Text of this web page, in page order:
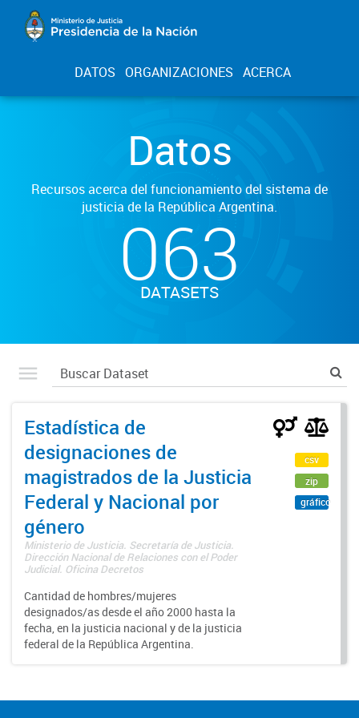
DATOS ORGANIZACIONES ACERCA
Datos
Recursos acerca del funcionamiento del sistema de
justicia de la República Argentina.
063
DATASETS
Estadística de
designaciones de
magistrados de la Justicia
Federal y Nacional por
género
Ministerio de Justicia. Secretaría de Justicia.
Dirección Nacional de Relaciones con el Poder
Judicial. Oficina Decretos
Cantidad de hombres/mujeres
designados/as desde el año 2000 hasta la
fecha, en la justicia nacional y de la justicia
federal de la República Argentina.
csv
zip
gráfico